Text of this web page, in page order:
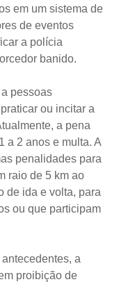
em um sistema de
de eventos
a polícia
banido.
pessoas
ou incitar a
a pena
a 2 anos e multa. A
penalidades para
raio de 5 km ao
de ida e volta, para
ou que participam
a
proibição de